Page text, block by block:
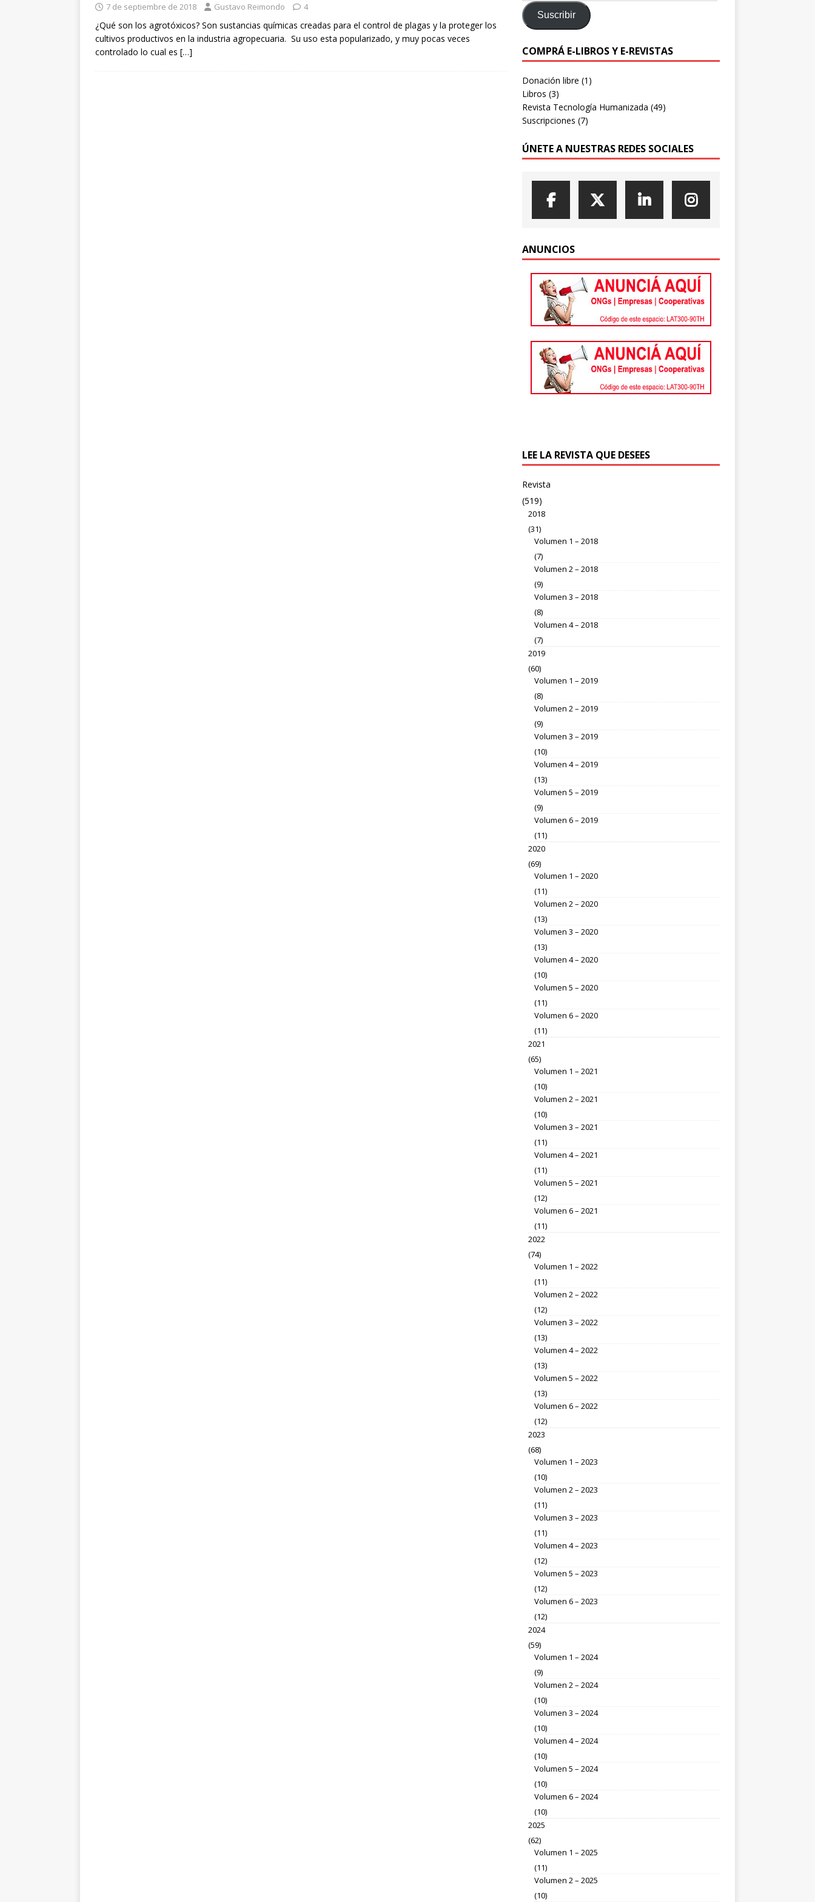
[ 1 de julio de 2026 ]
Robo de identidad digital a personas en situación de calle
LA TECNOLOGÍA
[ 1 de julio de 2026 ]
7 de septiembre de 2018 Gustavo Reimondo 4
¿Qué son los agrotóxicos? Son sustancias químicas creadas para el control de plagas y la proteger los
cultivos productivos en la industria agropecuaria. Su uso esta popularizado, y muy pocas veces
controlado lo cual es […]
Suscribir
COMPRÁ E-LIBROS Y E-REVISTAS
Donación libre (1)
Libros (3)
Revista Tecnología Humanizada (49)
Suscripciones (7)
ÚNETE A NUESTRAS REDES SOCIALES
ANUNCIOS
LEE LA REVISTA QUE DESEES
Revista
(519)
2018
(31)
Volumen 1 – 2018
(7)
Volumen 2 – 2018
(9)
Volumen 3 – 2018
(8)
Volumen 4 – 2018
(7)
2019
(60)
Volumen 1 – 2019
(8)
Volumen 2 – 2019
(9)
Volumen 3 – 2019
(10)
Volumen 4 – 2019
(13)
Volumen 5 – 2019
(9)
Volumen 6 – 2019
(11)
2020
(69)
Volumen 1 – 2020
(11)
Volumen 2 – 2020
(13)
Volumen 3 – 2020
(13)
Volumen 4 – 2020
(10)
Volumen 5 – 2020
(11)
Volumen 6 – 2020
(11)
2021
(65)
Volumen 1 – 2021
(10)
Volumen 2 – 2021
(10)
Volumen 3 – 2021
(11)
Volumen 4 – 2021
(11)
Volumen 5 – 2021
(12)
Volumen 6 – 2021
(11)
2022
(74)
Volumen 1 – 2022
(11)
Volumen 2 – 2022
(12)
Volumen 3 – 2022
(13)
Volumen 4 – 2022
(13)
Volumen 5 – 2022
(13)
Volumen 6 – 2022
(12)
2023
(68)
Volumen 1 – 2023
(10)
Volumen 2 – 2023
(11)
Volumen 3 – 2023
(11)
Volumen 4 – 2023
(12)
Volumen 5 – 2023
(12)
Volumen 6 – 2023
(12)
2024
(59)
Volumen 1 – 2024
(9)
Volumen 2 – 2024
(10)
Volumen 3 – 2024
(10)
Volumen 4 – 2024
(10)
Volumen 5 – 2024
(10)
Volumen 6 – 2024
(10)
2025
(62)
Volumen 1 – 2025
(11)
Volumen 2 – 2025
(10)